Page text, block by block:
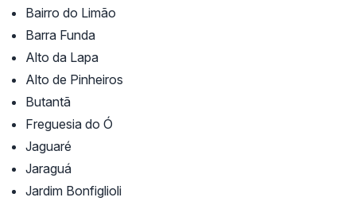
Bairro do Limão
Barra Funda
Alto da Lapa
Alto de Pinheiros
Butantã
Freguesia do Ó
Jaguaré
Jaraguá
Jardim Bonfiglioli